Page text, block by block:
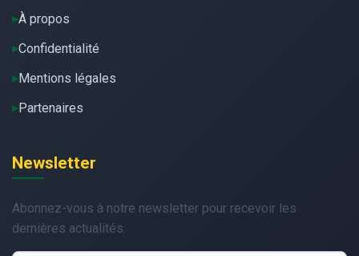
À propos
Confidentialité
Mentions légales
Partenaires
Newsletter
Abonnez-vous à notre newsletter pour recevoir les
dernières actualités.